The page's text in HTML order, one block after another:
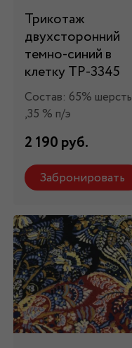
Трикотаж
двухсторонний
темно-синий в
клетку ТР-3345
Состав: 65% шерсть
,35 % п/э
2 190 руб.
Забронировать